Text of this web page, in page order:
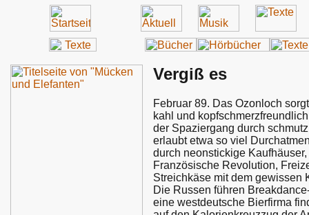
Vergiß es
Februar 89. Das Ozonloch
kahl und
der Spaziergang durch
erlaubt etwa so viel
durch neonstickige
Französische Revolution,
Streichkäse mit dem gewissen
Die Russen führen
eine westdeutsche Bierfirma